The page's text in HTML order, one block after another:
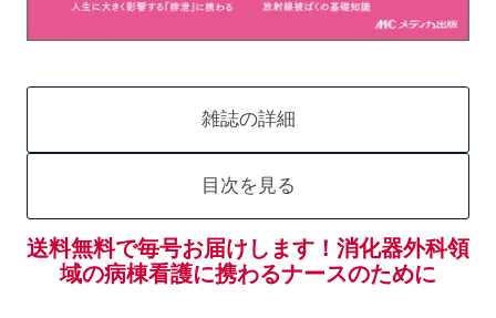
雑誌の詳細
目次を見る
送料無料で毎号お届けします！消化器外科領
域の病棟看護に携わるナースのために